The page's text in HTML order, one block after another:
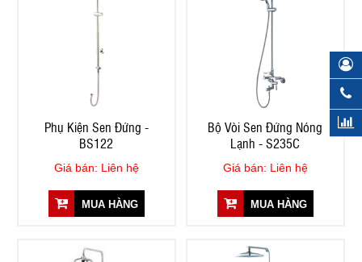
Phụ Kiện Sen Đứng -
BS122
Giá bán: Liên hệ
MUA HÀNG
Bộ Vòi Sen Đứng Nóng
Lạnh - S235C
Giá bán: Liên hệ
MUA HÀNG